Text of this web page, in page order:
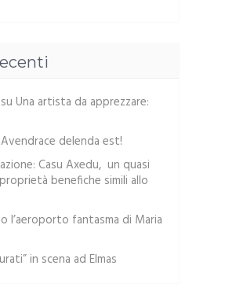
su Una artista da apprezzare:
Avendrace delenda est!
Casu Axedu, un quasi
benefiche simili allo
l’aeroporto fantasma di Maria
in scena ad Elmas